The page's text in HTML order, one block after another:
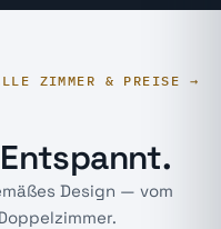
ZIMMER & PREISE →
Design — vom